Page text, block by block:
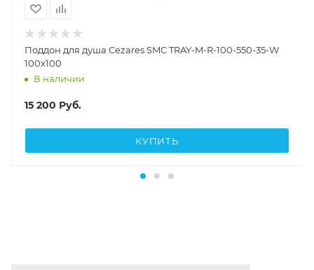
Поддон для душа Cezares SMC TRAY-M-R-100-550-35-W
100х100
В наличии
15 200 Руб.
КУПИТЬ